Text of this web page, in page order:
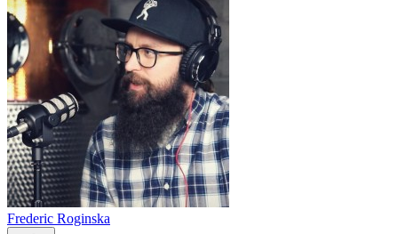
Frederic Roginska